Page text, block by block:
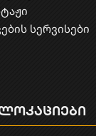
სერვისები